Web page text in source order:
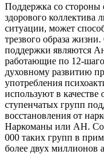
Поддержка со стороны
здорового коллектива
ситуации, может
трезвого образа
поддержки являются
работающие по 12-
духовному развитию
употребления
используют в
ступенчатых групп
восстановления от
Наркоманы или АН.
000 таких групп в
более двух миллионов